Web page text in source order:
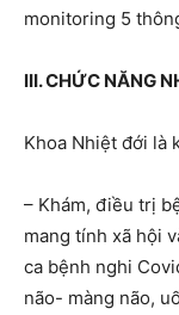
monitoring 5
III. CHỨC NĂNG
Khoa Nhiệt đới là
– Khám, điều trị
mang tính xã hội
ca bệnh nghi
não- màng não,